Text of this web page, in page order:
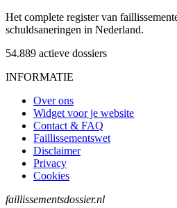
Het complete register van
schuldsaneringen in Nederland.
54.889 actieve dossiers
INFORMATIE
Over ons
Widget voor je website
Contact & FAQ
Faillissementswet
Disclaimer
Privacy
Cookies
faillissementsdossier.nl